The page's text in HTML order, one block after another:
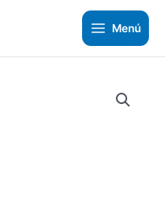
Menú